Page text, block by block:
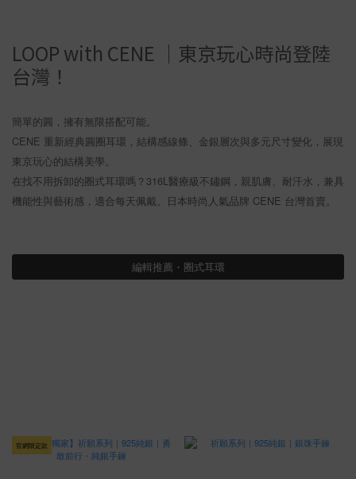
LOOP with CENE ｜東京玩心時尚登陸
台灣！
簡單的圓，擁有無限搭配可能。
CENE 重新經典圓圈耳環，結構感線條、金銀層次與多元尺寸變化，展現
東京玩心的結構美學。
在找不用拆卸的圈式耳環嗎？316L醫療級不鏽鋼，親肌膚、耐汗水，兼具
機能性與藝術感，適合每天佩戴。日本時尚人氣品牌 CENE 台灣首賣。
編輯推薦・圈式耳環
官網限定款